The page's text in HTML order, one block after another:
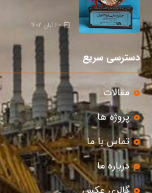
20 آبان 1402
دسترسی سریع
مقالات
پروژه ها
تماس با ما
درباره ما